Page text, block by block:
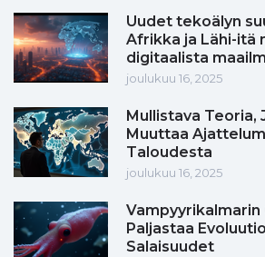
Uudet tekoälyn
Afrikka ja Lähi-itä
digitaalista
joulukuu 16, 2025
Mullistava Teoria,
Muuttaa
Taloudesta
joulukuu 16, 2025
Vampyyrikalmarin
Paljastaa
Salaisuudet